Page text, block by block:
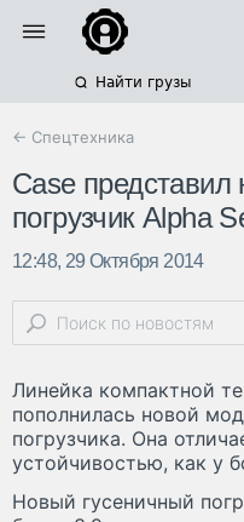
Найти грузы
← Спецтехника
Case представил
погрузчик Alpha
12:48, 29 Октября 2014
Линейка компактной
пополнилась новой
погрузчика. Она
устойчивостью, как у
Новый гусеничный